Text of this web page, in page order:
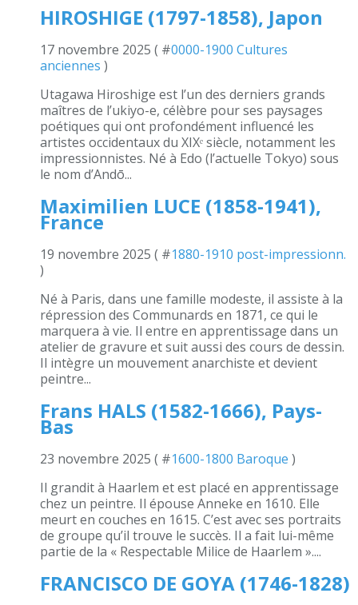
HIROSHIGE (1797-1858), Japon
17 novembre 2025 ( #0000-1900 Cultures
anciennes )
Utagawa Hiroshige est l’un des derniers grands
maîtres de l’ukiyo-e, célèbre pour ses paysages
poétiques qui ont profondément influencé les
artistes occidentaux du XIXᵉ siècle, notamment les
impressionnistes. Né à Edo (l’actuelle Tokyo) sous
le nom d’Andō...
Maximilien LUCE (1858-1941),
France
19 novembre 2025 ( #1880-1910 post-impressionn.
)
Né à Paris, dans une famille modeste, il assiste à la
répression des Communards en 1871, ce qui le
marquera à vie. Il entre en apprentissage dans un
atelier de gravure et suit aussi des cours de dessin.
Il intègre un mouvement anarchiste et devient
peintre...
Frans HALS (1582-1666), Pays-
Bas
23 novembre 2025 ( #1600-1800 Baroque )
Il grandit à Haarlem et est placé en apprentissage
chez un peintre. Il épouse Anneke en 1610. Elle
meurt en couches en 1615. C’est avec ses portraits
de groupe qu’il trouve le succès. Il a fait lui-même
partie de la « Respectable Milice de Haarlem »....
FRANCISCO DE GOYA (1746-1828)